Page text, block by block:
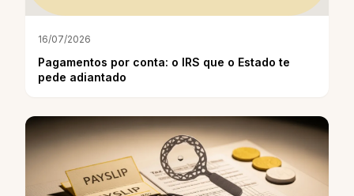
16/07/2026
Pagamentos por conta: o IRS que o Estado te
pede adiantado